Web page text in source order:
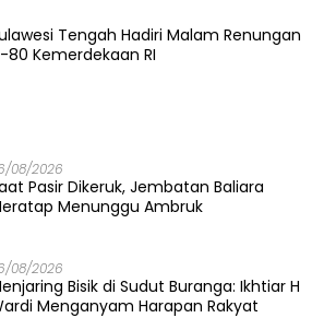
Tengah Hadiri Malam Renungan
80 Kemerdekaan RI
08/2026
Pasir Dikeruk, Jembatan Baliara
Menunggu Ambruk
08/2026
Bisik di Sudut Buranga: Ikhtiar H
Menganyam Harapan Rakyat